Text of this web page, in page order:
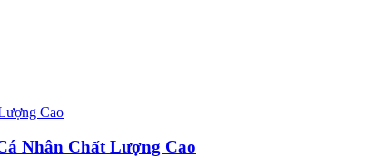
Nhân Chất Lượng Cao